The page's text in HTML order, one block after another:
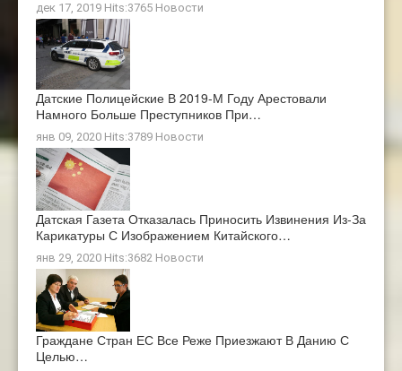
дек 17, 2019 Hits:3765 Новости
Датские Полицейские В 2019-М Году Арестовали
Намного Больше Преступников При…
янв 09, 2020 Hits:3789 Новости
Датская Газета Отказалась Приносить Извинения Из-За
Карикатуры С Изображением Китайского…
янв 29, 2020 Hits:3682 Новости
Граждане Стран ЕС Все Реже Приезжают В Данию С
Целью…